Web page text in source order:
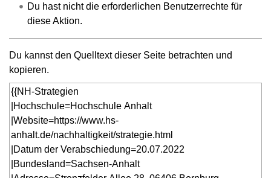
Du hast nicht die erforderlichen Benutzerrechte für
diese Aktion.
Du kannst den Quelltext dieser Seite betrachten und
kopieren.